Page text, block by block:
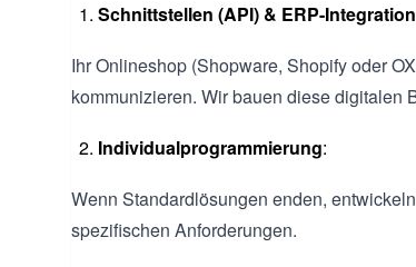
Schnittstellen (API) & ERP-Integration
Ihr Onlineshop (Shopware, Shopify oder
kommunizieren. Wir bauen diese digitalen
Individualprogrammierung:
Wenn Standardlösungen enden,
spezifischen Anforderungen.